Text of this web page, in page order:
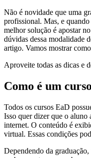
Não é novidade que uma
profissional. Mas, e
melhor solução é apostar
dúvidas dessa modalidade
artigo. Vamos mostrar
Aproveite todas as dicas e
Como é um
Todos os cursos EaD
Isso quer dizer que o aluno
internet. O conteúdo é
virtual. Essas condições
Dependendo da